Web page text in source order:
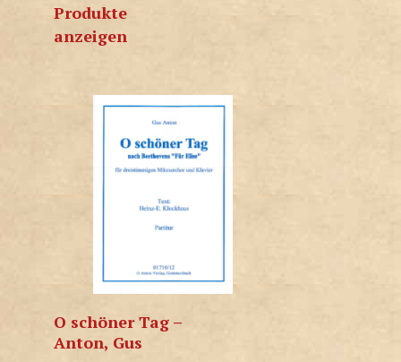
Produkte
anzeigen
O schöner Tag –
Anton, Gus